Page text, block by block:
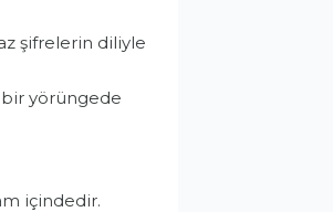
şifrelerin diliyle
bir yörüngede
içindedir.